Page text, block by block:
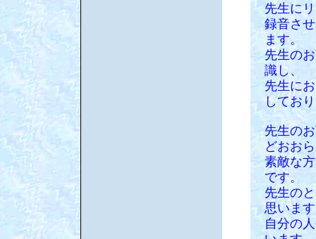
先生に
録音さ
ます。
先生の
識し、
先生に
してお
先生の
どおお
素敵な
です。
先生の
思いま
自分の